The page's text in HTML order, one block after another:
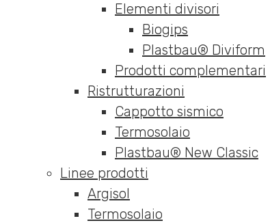
Elementi divisori
Biogips
Plastbau® Diviform
Prodotti complementari
Ristrutturazioni
Cappotto sismico
Termosolaio
Plastbau® New Classic
Linee prodotti
Argisol
Termosolaio